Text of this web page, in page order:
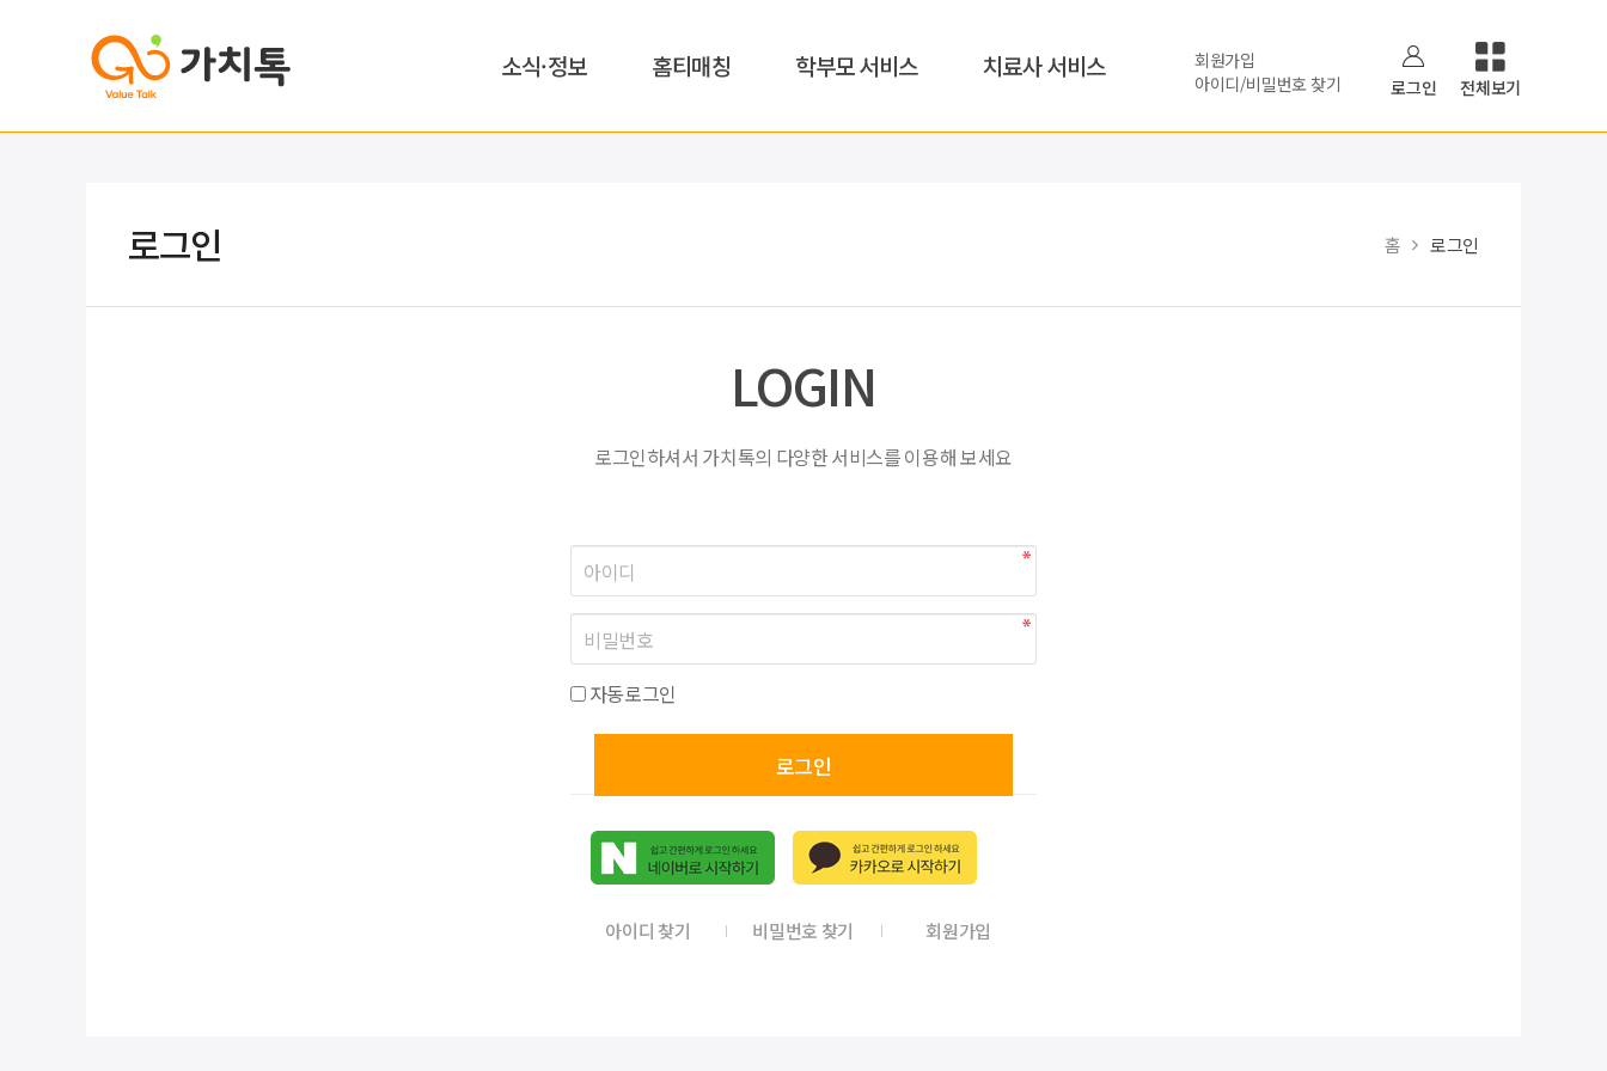
소식·정보 홈티매칭 학부모 서비스 치료사 서비스
회원가입
아이디/비밀번호 찾기
로그인 전체보기
로그인 홈 로그인
LOGIN
로그인하셔서 가치톡의 다양한 서비스를 이용해 보세요
자동로그인
로그인
아이디 찾기 비밀번호 찾기 회원가입